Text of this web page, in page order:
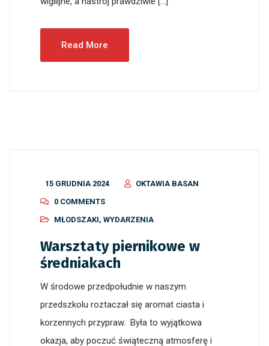
Read More
15 GRUDNIA 2024
OKTAWIA BASAN
0 COMMENTS
MŁODSZAKI, WYDARZENIA
Warsztaty piernikowe w
średniakach
W środowe przedpołudnie w naszym
przedszkolu roztaczał się aromat ciasta i
korzennych przypraw. Była to wyjątkowa
okazja, aby poczuć świąteczną atmosferę i